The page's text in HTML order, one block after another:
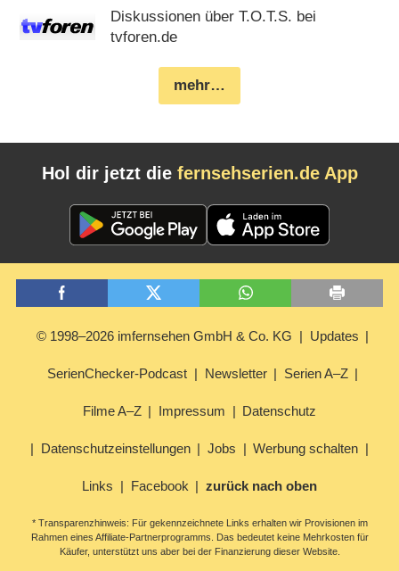
Diskussionen über T.O.T.S. bei
tvforen.de
mehr…
Hol dir jetzt die fernsehserien.de App
© 1998–2026 imfernsehen GmbH & Co. KG Updates
SerienChecker-Podcast Newsletter Serien A–Z
Filme A–Z Impressum Datenschutz
Datenschutzeinstellungen Jobs Werbung schalten
Links Facebook zurück nach oben
* Transparenzhinweis: Für gekennzeichnete Links erhalten wir Provisionen im
Rahmen eines Affiliate-Partnerprogramms. Das bedeutet keine Mehrkosten für
Käufer, unterstützt uns aber bei der Finanzierung dieser Website.